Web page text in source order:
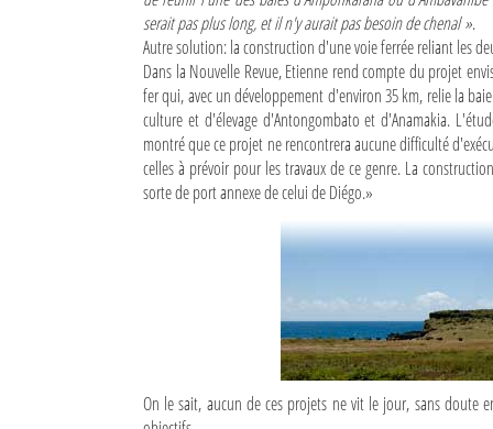
serait pas plus long, et il n'y aurait pas besoin de chenal ».
Autre solution: la construction d'une voie ferrée reliant les
Dans la Nouvelle Revue, Etienne rend compte du projet
fer qui, avec un développement d'environ 35 km, relie la
culture et d'élevage d'Antongombato et d'Anamakia.
montré que ce projet ne rencontrera aucune difficulté
celles à prévoir pour les travaux de ce genre. La
sorte de port annexe de celui de Diégo.»
On le sait, aucun de ces projets ne vit le jour, sans doute